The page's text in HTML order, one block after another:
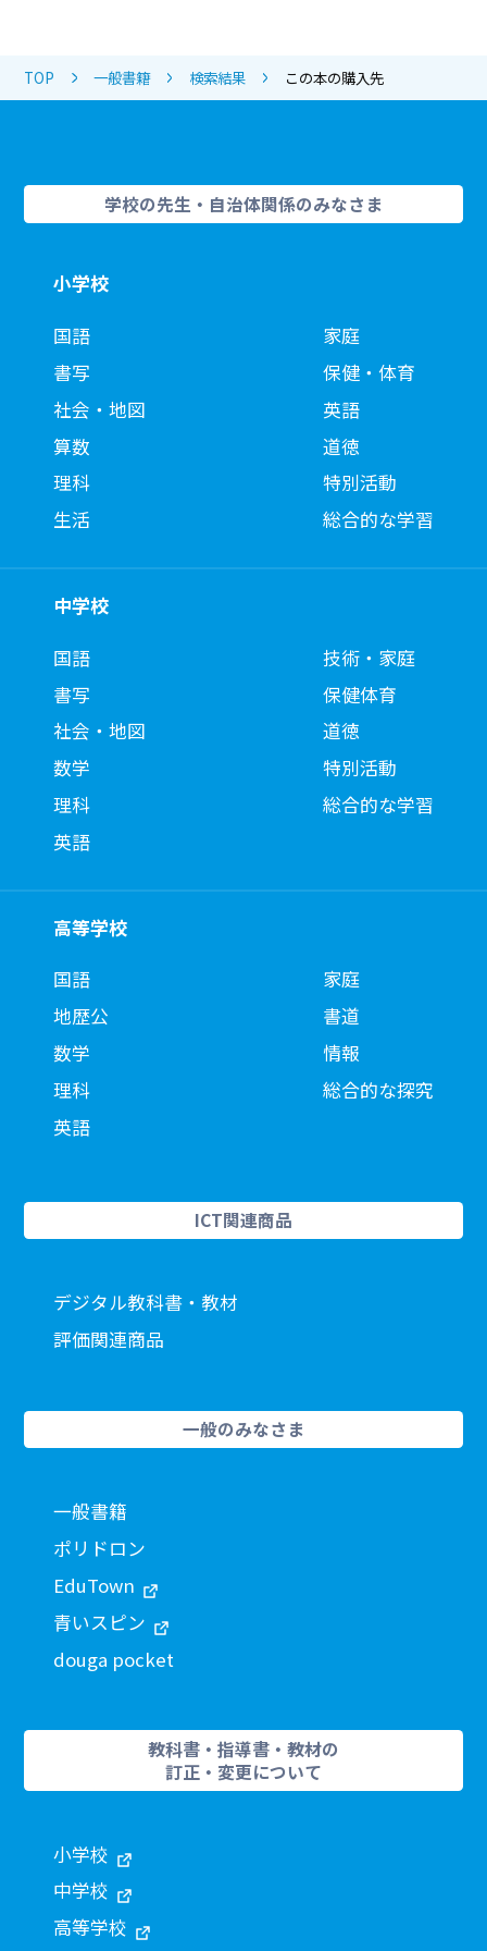
TOP 一般書籍 検索結果 この本の購入先
学校の先生・自治体関係のみなさま
小学校
国語
書写
社会・地図
算数
理科
生活
家庭
保健・体育
英語
道徳
特別活動
総合的な学習
中学校
国語
書写
社会・地図
数学
理科
英語
技術・家庭
保健体育
道徳
特別活動
総合的な学習
高等学校
国語
地歴公
数学
理科
英語
家庭
書道
情報
総合的な探究
ICT関連商品
デジタル教科書・教材
評価関連商品
一般のみなさま
一般書籍
ポリドロン
EduTown
青いスピン
douga pocket
教科書・指導書・教材の
訂正・変更について
小学校
中学校
高等学校